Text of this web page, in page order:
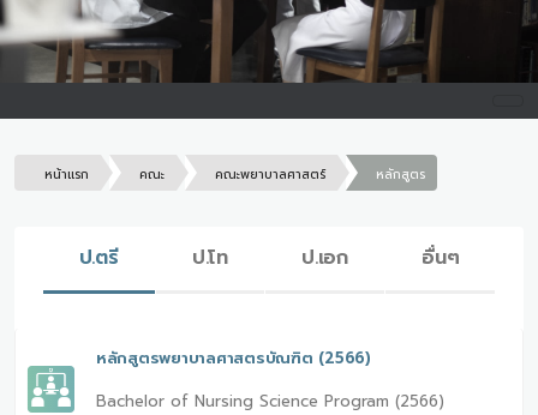
หน้าแรก คณะ คณะพยาบาลศาสตร์ หลักสูตร
ป.ตรี ป.โท ป.เอก อื่นๆ
หลักสูตรพยาบาลศาสตรบัณฑิต (2566)
Bachelor of Nursing Science Program (2566)